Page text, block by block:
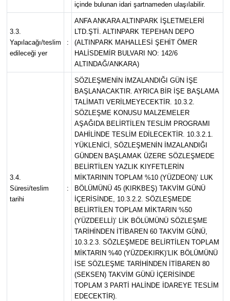
içinde bulunan idari şartnameden ulaşılabilir.
3.3.
Yapılacağı/teslim
edileceği yer
:
ANFA ANKARA ALTINPARK İŞLETMELERİ
LTD.ŞTİ. ALTINPARK TEPEHAN DEPO
(ALTINPARK MAHALLESİ ŞEHİT ÖMER
HALİSDEMİR BULVARI NO: 142/6
ALTINDAĞ/ANKARA)
3.4.
Süresi/teslim
tarihi
:
SÖZLEŞMENİN İMZALANDIĞI GÜN İŞE
BAŞLANACAKTIR. AYRICA BİR İŞE BAŞLAMA
TALİMATI VERİLMEYECEKTİR. 10.3.2.
SÖZLEŞME KONUSU MALZEMELER
AŞAĞIDA BELİRTİLEN TESLİM PROGRAMI
DAHİLİNDE TESLİM EDİLECEKTİR. 10.3.2.1.
YÜKLENİCİ, SÖZLEŞMENİN İMZALANDIĞI
GÜNDEN BAŞLAMAK ÜZERE SÖZLEŞMEDE
BELİRTİLEN YAZLIK KIYFETLERİN
MİKTARININ TOPLAM %10 (YÜZDEON)’ LUK
BÖLÜMÜNÜ 45 (KIRKBEŞ) TAKVİM GÜNÜ
İÇERİSİNDE, 10.3.2.2. SÖZLEŞMEDE
BELİRTİLEN TOPLAM MİKTARIN %50
(YÜZDEELLİ)’ LİK BÖLÜMÜNÜ SÖZLEŞME
TARİHİNDEN İTİBAREN 60 TAKVİM GÜNÜ,
10.3.2.3. SÖZLEŞMEDE BELİRTİLEN TOPLAM
MİKTARIN %40 (YÜZDEKIRK)’LIK BÖLÜMÜNÜ
İSE SÖZLEŞME TARİHİNDEN İTİBAREN 80
(SEKSEN) TAKVİM GÜNÜ İÇERİSİNDE
TOPLAM 3 PARTİ HALİNDE İDAREYE TESLİM
EDECEKTİR).